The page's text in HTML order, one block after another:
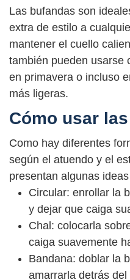
Las bufandas son
extra de estilo a
mantener el cuello
también pueden usarse
en primavera o incluso
más ligeras.
Cómo usar
Como hay diferentes
según el atuendo y el
presentan algunas
Circular: enrollar la
y dejar que caiga
Chal: colocarla
caiga suavemente
Bandana: doblar la
amarrarla detrás del